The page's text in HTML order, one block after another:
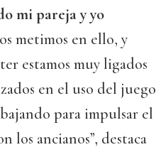
mi pareja y yo
metimos en ello, y
estamos muy ligados
en el uso del juego
para impulsar el
los ancianos”, destaca